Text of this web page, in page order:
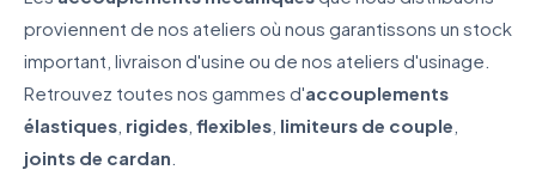
proviennent de nos ateliers où nous garantissons un stock
important, livraison d'usine ou de nos ateliers d'usinage.
Retrouvez toutes nos gammes d'accouplements
élastiques rigides flexibles limiteurs de couple
joints de cardan